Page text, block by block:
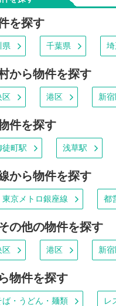
を探す
県 千葉県
から物件を探す
区 港区 新宿
件を探す
徒町駅 浅草駅
から物件を探す
東京メトロ銀座線 都
の他の物件を探す
区 港区 新宿
物件を探す
ば・うどん・麺類 レ